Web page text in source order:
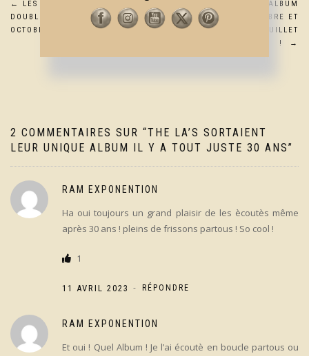
Navigation
de
←
LES OGRES DE BARBACK :
DOUBLE ALBUM LIVE LE 30
OCTOBRE
IRON MAIDEN : NOUVEL ALBUM
LIVE LE 20 NOVEMBRE ET
CONCERT À PARIS LE 11 JUILLET
!
→
2 COMMENTAIRES SUR “THE LA’S SORTAIENT
LEUR UNIQUE ALBUM IL Y A TOUT JUSTE 30 ANS”
RAM EXPONENTION
Ha oui toujours un grand plaisir de les ècoutès même
après 30 ans ! pleins de frissons partous ! So cool !
1
11 AVRIL 2023 - RÉPONDRE
RAM EXPONENTION
Et oui ! Quel Album ! Je l’ai écoutè en boucle partous ou